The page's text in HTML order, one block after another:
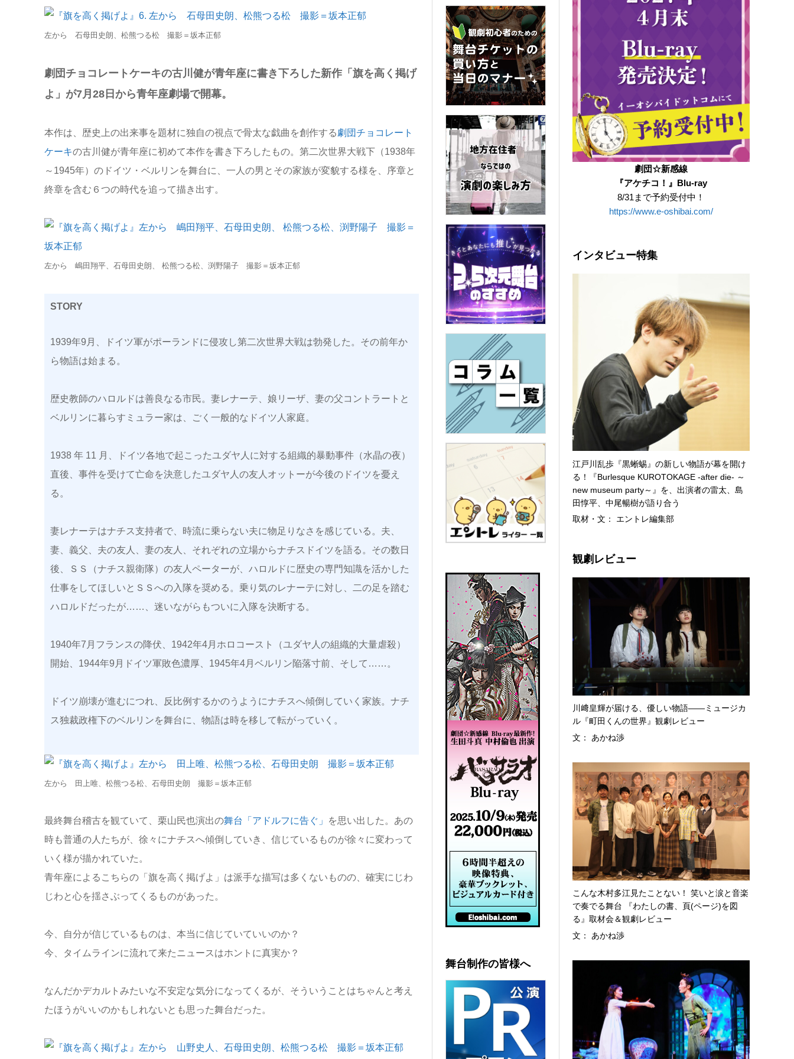
左から 石母田史朗、松熊つる松 撮影＝坂本正郁
劇団チョコレートケーキの古川健が青年座に書き下ろした新作「旗を高く掲げ
よ」が7月28日から青年座劇場で開幕。
本作は、歴史上の出来事を題材に独自の視点で骨太な戯曲を創作する劇団チョコレート
ケーキの古川健が青年座に初めて本作を書き下ろしたもの。第二次世界大戦下（1938年
～1945年）のドイツ・ベルリンを舞台に、一人の男とその家族が変貌する様を、序章と
終章を含む６つの時代を追って描き出す。
左から 嶋田翔平、石母田史朗、 松熊つる松、渕野陽子 撮影＝坂本正郁
STORY
1939年9月、ドイツ軍がポーランドに侵攻し第二次世界大戦は勃発した。その前年か
ら物語は始まる。
歴史教師のハロルドは善良なる市民。妻レナーテ、娘リーザ、妻の父コントラートと
ベルリンに暮らすミュラー家は、ごく一般的なドイツ人家庭。
1938 年 11 月、ドイツ各地で起こったユダヤ人に対する組織的暴動事件（水晶の夜）
直後、事件を受けて亡命を決意したユダヤ人の友人オットーが今後のドイツを憂え
る。
妻レナーテはナチス支持者で、時流に乗らない夫に物足りなさを感じている。夫、
妻、義父、夫の友人、妻の友人、それぞれの立場からナチスドイツを語る。その数日
後、ＳＳ（ナチス親衛隊）の友人ペーターが、ハロルドに歴史の専門知識を活かした
仕事をしてほしいとＳＳへの入隊を奨める。乗り気のレナーテに対し、二の足を踏む
ハロルドだったが……、迷いながらもついに入隊を決断する。
1940年7月フランスの降伏、1942年4月ホロコースト（ユダヤ人の組織的大量虐殺）
開始、1944年9月ドイツ軍敗色濃厚、1945年4月ベルリン陥落寸前、そして……。
ドイツ崩壊が進むにつれ、反比例するかのうようにナチスへ傾倒していく家族。ナチ
ス独裁政権下のベルリンを舞台に、物語は時を移して転がっていく。
左から 田上唯、松熊つる松、石母田史朗 撮影＝坂本正郁
最終舞台稽古を観ていて、栗山民也演出の舞台「アドルフに告ぐ」
を思い出した。あの
時も普通の人たちが、徐々にナチスへ傾倒していき、信じているものが徐々に変わって
いく様が描かれていた。
青年座によるこちらの「旗を高く掲げよ」は派手な描写は多くないものの、確実にじわ
じわと心を揺さぶってくるものがあった。
今、自分が信じているものは、本当に信じていていいのか？
今、タイムラインに流れて来たニュースはホントに真実か？
なんだかデカルトみたいな不安定な気分になってくるが、そういうことはちゃんと考え
たほうがいいのかもしれないとも思った舞台だった。
劇団☆新感線
『アケチコ！』Blu-ray
8/31まで予約受付中！
https://www.e-oshibai.com/
インタビュー特集
江戸川乱歩『黒蜥蜴』の新しい物語が幕を開け
る！『Burlesque KUROTOKAGE -after die- ～
new museum party～』を、出演者の雷太、島
田惇平、中尾暢樹が語り合う
取材・文： エントレ編集部
観劇レビュー
川﨑皇輝が届ける、優しい物語――ミュージカ
ル『町田くんの世界』観劇レビュー
文： あかね渉
こんな木村多江見たことない！ 笑いと涙と音楽
で奏でる舞台 『わたしの書、頁(ページ)を図
る』取材会＆観劇レビュー
文： あかね渉
舞台制作の皆様へ